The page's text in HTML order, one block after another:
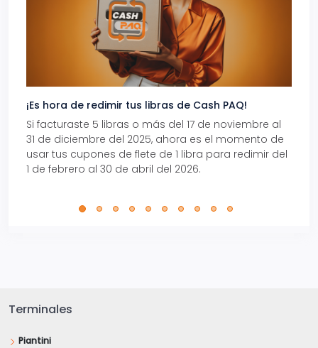
¡Es hora de redimir tus libras de Cash PAQ!
Si facturaste 5 libras o más del 17 de noviembre al
31 de diciembre del 2025, ahora es el momento de
usar tus cupones de flete de 1 libra para redimir del
1 de febrero al 30 de abril del 2026.
Terminales
Piantini